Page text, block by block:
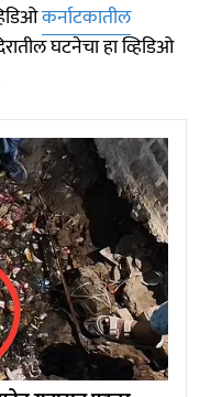
कर्नाटकातील
घटनेचा हा व्हिडिओ